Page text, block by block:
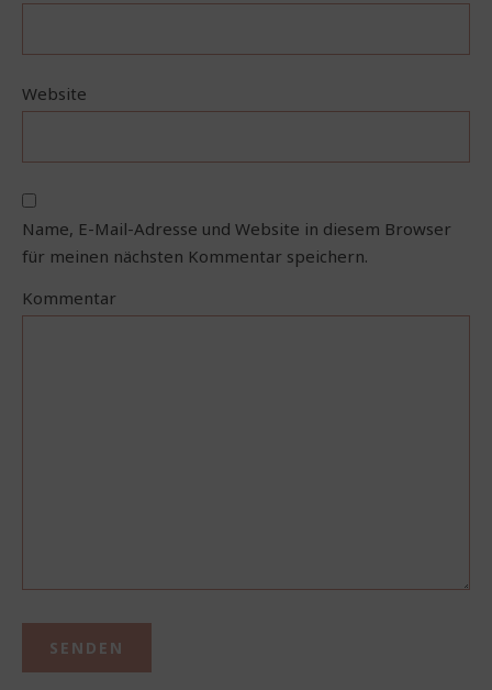
Website
Name, E-Mail-Adresse und Website in diesem Browser
für meinen nächsten Kommentar speichern.
Kommentar